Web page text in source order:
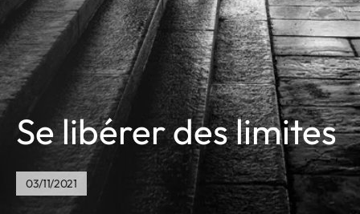
Se libérer des limites
03/11/2021